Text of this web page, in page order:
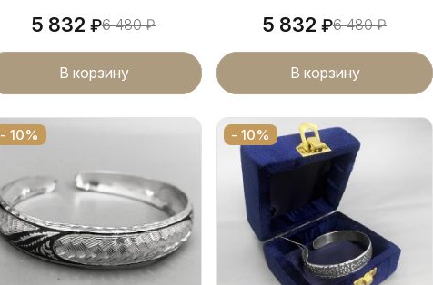
5 832 ₽6 480₽
В корзину
5 832 ₽6 480₽
В корзину
- 10% - 10%